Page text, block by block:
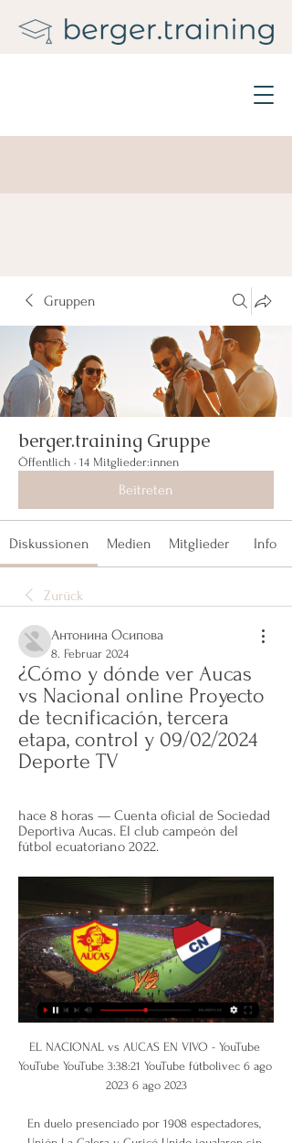
Gruppen
berger.training Gruppe
Öffentlich · 14 Mitglieder:innen
Beitreten
Diskussionen Medien Mitglieder Info
Zurück
Антонина Осипова
8. Februar 2024
¿Cómo y dónde ver Aucas
vs Nacional online Proyecto
de tecnificación, tercera
etapa, control y 09/02/2024
Deporte TV
hace 8 horas — Cuenta oficial de Sociedad
Deportiva Aucas. El club campeón del
fútbol ecuatoriano 2022.
EL NACIONAL vs AUCAS EN VIVO - YouTube YouTube YouTube 3:38:21 YouTube fútbolivec 6 ago 2023 6 ago 2023

En duelo presenciado por 1908 espectadores, Unión La Calera y Curicó Unido igualaron sin goles en el estadio Lucio Fariña de Quillota por la quinta fecha del campeonato Scotiabank 2018.

Información sobre productos y servicios de PLOMERÍA / SANITARIOS EN ARGENTINA. SuperGuíaArgentina.com.ar. Publique su anuncio gratis. Súper Guía Argentina > PLOMERÍA / SANITARIOS EN ARGENTINA. PLOMERÍA / SANITARIOS EN ARGENTINA.. Huiliches - Junin De Los Andes. A FERRO- NANNI-plomero,gasista. Reparación - Colocacion.

La apertura del marcador se registró a los 17' con un gol de Esteban Paredes. El encuentro se desarrolla en el estadio Atahualpa de Quito. Jorge Valdivia y Esteban Paredes retornar a la titularidad. Desde las 21:30, Colo Colo enfrenta a Universidad Católica de Ecuador en su debut en Copa Sudamericana.

Rangers y el Bayer Leverkusen se enfrentaron por última vez en las eliminatorias de la Copa de la UEFA 1998/99, con el conjunto escocés ganando 1 …

Copa Chile Palestino vs Universidad Católica Palestino vs Universidad Católica Copa Chile 2013 – 2014 Palestino vs Universidad Católica en vivo Palestino. Palestino contra O Higgins febrero 15 2020 Listados de TV y transmisión en línea en vivo Resultados en vivo Noticias y videos Live Soccer TV .

Encuentra Arquero Palestino Camiseta Original De - Indumentaria Camisetas en Mercado Libre Chile. Descubre la mejor forma de comprar online. Ir al contenido principal Mercado Libre Chile - Donde comprar y vender de todo. Universidad de Chile (1) Otros Clubes Nacionales (15)

Com melhor campanha, Frei Paulistano busca resultado fora de casa para ampliar vantagem Contra o Itabaiana, equipe da cidade de Frei Paulo joga pelo empate na soma dos dois jogos.

Unión Española defenderá este fin de semana el primer puesto de la clasificación del Campeonato Nacional PlanVital frente a Curicó Unido, mientras que Colo Colo, Unión La Calera y la.

Cerraron la jornada ante los locales Salinas All Branca, venciendo los de Salinas por 69-64 a los de Pando. Liguilla Clasificatoria Copa de Plata – En el Gimnasio de Lagomar a primera hora Esqueleto Atlántida venció 55-40 a Tala, y a segunda hora Solymar BBC venció al local, Costeros Lagomar, por 85-83 en ajustado partido.

Organizacion. Burocrática (1866-1920) Max Weber surge en creacion a Gantt (1887) carta la teoria clasica Gantt sobre la Posteriormente (actividades/tiemp administracion y La Esclavitud fue la suge el artesano, o), renumeracion para reducir la primera forma de existiendo una por irracionalidad de relaciones normanlizacion en objetivospreocupa las grandes humanas en el el trabajo que cion por.

Tiempo de Lectura: 2 minutos El RB Leipzig continuó haciendo historia en la Liga de Campeones y se clasificó a las semifinales tras superar por 2-1 en la recta final del partido al Atlético de Madrid, este jueves en su duelo de cuartos de final en Lisboa. El español Dani Olmo adelantó en el 50 al Leipzig, el portugués Joao Félix igualó en el 71 para el Atlético de penal y en el 88 el.

El club Inti Gas derrotó 3-1 a Sport Boys del Callao, en el estadio Ciudad de Cumaná, en Ayacucho por la decimonovena jornada del torneo Descentralizado 2011. A cuatro minutos de iniciado el partido, Carlos Ibarra logró anotar el primer gol, quien aprovechó una desconcentración de la defensa rosada, para batir al portero Diego Carranza.

El Ateneo Mercantil de Valencia acoge la muestra EXPOFORUM2019 VALÈNCIA, un evento organizado por la Fundación Ateneo Mercantil.El acto ha estado presidido por el President de la Generalitat, Ximo Puig, el President de les Corts, Enric Morera, la concejala del Ayuntamiento de Valencia, Glòria Tello y la Presidenta de la Fundación Ateneo Mercantil, Carmen de Rosa.

Esperemos que en esta oportunidad San Marcos de Arica imponga su supremacía y salga a jugar el partido como corresponde, sin mirar en menos al rival, ya que la confianza en las versiones 2008-09 y 2009 de la Copa Chile, le jugaron una mala pasada, debido a que en la primera participación quedó eliminado ante Revisora Hormazábal, y en la.

Palestino se mete en zona de copas internacionales. Universidad Católica se mantiene en la punta, Audax Italiano vuelve a perder de local y U. Española completa 10 partidos sin triunfos. Colo Colo avanza en el Súper Ranking Pauta.

Cuando los navegantes y conquistadores europeos llegaron a las costas americanas llamaron a sus habitantes "indios", porque estaban convencidos de haber llegado a las Indias, en las costas asiáticas. Los indios o aborígenes americanos llegaron al continente en varias épocas, algunas de las cuales se remontan, quizás, a períodos que oscilarían entre 25.000 y 40.000 años aC...

En otros duelos, La Serena venció 1-0 a San Luis y Temuco goleó 3-0 a Santiago Morning. Coquimbo Unido volvió a ser líder de Primera B tras vencer por 2-1 a Naval en Talcahuano y continua metido en la pelea por lograr el ascenso directo a la máxima categoría del fútbol chileno. En tanto, este triunfo los deja casi con el título del.

JC Radio La Bruja - El éxito de JC Radio, se debe a una programación original, preparada exclusivamente para una juventud pujante, vigorosa e inteligente, ávida de mantenerse en los mismos niveles de paises y culturas de otros continentes.

Ampliaciones, traspasos, informes de partidos y otros: todas las noticias importantes y actuales del equipo Altay SK en un solo vistazo Altay SK - Noticias acerca del club | Transfermarkt Para utilizar esta página, por favor active su Javascript.

Aucas: marcadores en directo, resultados y partidos Nacional Asunción - Aucas, 03.03. Aucas - Orense. Mostrar más. Arriba. FÚTBOL ver cómo se mueven los visitantes por el sitio. Si no permite estas cookies ...

MUSHUC RUNA 5 - 1 BARCELONA Mushuc Runa SC x Barcelona SC Competición: Primera A Fecha: 21 julio 2019. Macará 2:0 Técnico Universitario - Duration: 3:23. GolTV 47,261 views.

El 6 de diciembre es el 340.º (tricentésimo cuadragésimo) día del año en el calendario gregoriano y el 341.º en los años bisiestos. 2937 relaciones.

Canales para ver en vivo Ñublense vs. Aucas 2 may 2023 — ¿Cómo llega Ñublense? Ñublense llega al juego con Aucas luego de haber ganado por 1-2 en su visita a Palestino en la fecha 12 de la Liga chilena ...

Racing vs. Aucas (3-2): resumen, goles e incidencias 20 abr 2023 — ¿Cómo y dónde ver Racing vs. Aucas? Si estás a la expectativa por Nacional EN VIVO vía ESPN y Fútbol Libre TV por Libertadores | VIDEO.

Nombre completo: Club Atlético Rentistas. Apodo: Bichos colorados - Bicheros - El bicho - El Renta - El rojo. Fundación: 26 de marzo de 1933. Colores: Rojo. Entrenador: Alejandro Capuccio. Estadio: Complejo Rentistas. Apuestas en la Primera División de Uruguay: Betcris le ofrece la mejor selección de líneas y apuestas para juegos del Rentistas en la Primera División de Uruguay.

Instituto puso primera en su sueño de meterse en la instancia final de la Liga Sudamericana de básquet. Desde las 16.15 (hora de Argentina), en Río de Janeiro, la Gloria se mide ante Flamengo, el dueño de casa, por el único pase a la próximo fase. Con Scala, García Morales, Espinoza, Piñero y Clancy en el quinteto inicial, los dirigidos por Facundo Müller se quedaron con el primer.

EL NACIONAL VS AUCAS - EN VIVO LIGA PRO - YouTube YouTube YouTube 2:36:16 YouTube Ecuador Comunicación 6 ago 2023 6 ago 2023

Mira aquí los detalles de la transmisión en vivo. Con el Red Bull Arena como escenario, el Leipzig recibe al Hertha Berlín en partido correspondiente a la jornada 17 de la Bundesliga . Luego de este partido, la Primera División del fútbol alemán pone pausa a su actividad, para regresar a …

Cienciano festeja por todo lo alto en la Liga 2. Tras cuatro años de ausencia, Cienciano del Cusco volverá a la Primera División del fútbol peruano al lograr el título de la Liga 2.

COPA LIBERTADORES - AUCAS VS NACIONAL EN VIVO YouTube YouTube YouTube Falso Nueve hace 5 horas hace 5 horas

AUCAS vs NACIONAL EN VIVO PRIMERA FASE - YouTube YouTube YouTube YouTube La Secta Deportiva hace 9 horas hace 9 horas

Emelec saldó la deuda futbolística que acumulaba este año y, con solvencia, se hizo con el último boleto a los playoffs de la LigaPro, donde los azules tendrán un nuevo reto: Macará. Un.

Mira aquí el pronóstico del partido de octavos de Europa League entre Eintracht Frankfurt vs Basilea del jueves 12 de marzo de 2020 a las 18:55.

En el debut de Musrri y Castañeda, los azules derrotaron por 1-0 a Palestino en el Estadio Nacional. El marcador se abrió en el minuto 26 con un gol de Mario Briceño. Durante el partido, cuatro jugadores de la Universidad de Chile fueron amonestados con amarillas: Rodriguez, Maturana, Lorenzetti y Fernández. “Vimos al equipo más suelto.

Resultados de Perú - Segunda División, resultados en directo, la clasificación de la liga, e información sobre todos los equipos de Perú - Segunda División: Sport Victoria, Atlético Grau, Los Caimanes, Cultural Santa Rosa, Alianza Atl. Sullana, Comerciantes Unidos, Cienciano, Santos Fc, Union Huaral, Deportivo Coopsol, Sport Loreto, Juan Aurich Chiclayo

Hora, fecha y canales para ver Aucas vs. Nacional por la hace 23 horas — Sociedad Deportiva Aucas este jueves se enfrentará al Nacional de Paraguay por el partido de ida de la fase 1 de la Copa Libertadores, ...

Esta página ofrece un repaso completo a todos los partidos ya jugados y finalizados en la temporada, así como el balance del equipo Llacuabamba durante la temporada Estadística completa de la …

Real Madrid vs Levante se ven las caras EN VIVO., LIVE STREAM, por la Fecha 25 de LaLiga Santander 2020. El compromiso se juegará en el Estadio Ciudad de Valencia (Valencia), partido que se encuentra programado para dar inicio a las 3:00 pm hora pe

Ayuntamiento de Arcos de la Frontera por el patrocinio en los “recitales de cante flamenco” con cantaores y guitarristas en vivo y en directo” en los colegios e insti